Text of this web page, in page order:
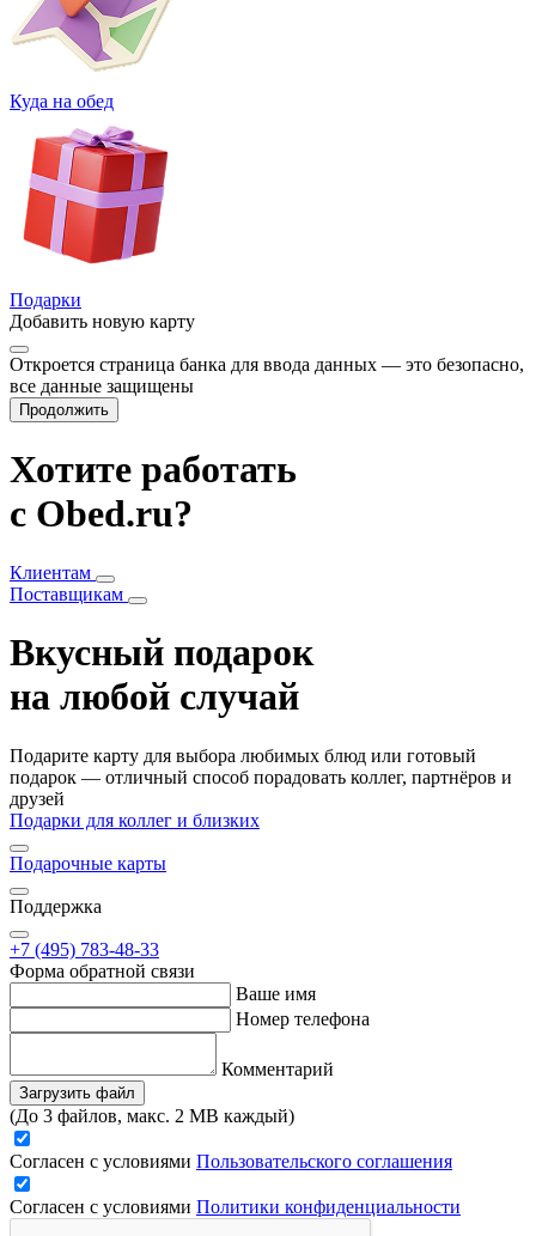
Куда на обед
Подарки
Добавить новую карту
Откроется страница банка для ввода данных — это безопасно,
все данные защищены
Продолжить
Хотите работать
с Obed.ru?
Клиентам
Поставщикам
Вкусный подарок
на любой случай
Подарите карту для выбора любимых блюд или готовый
подарок — отличный способ порадовать коллег, партнёров и
друзей
Подарки для коллег и близких
Подарочные карты
Поддержка
+7 (495) 783-48-33
Форма обратной связи
Ваше имя
Номер телефона
Комментарий
Загрузить файл
(До 3 файлов, макс. 2 MB каждый)
Согласен с условиями Пользовательского соглашения
Согласен с условиями Политики конфиденциальности